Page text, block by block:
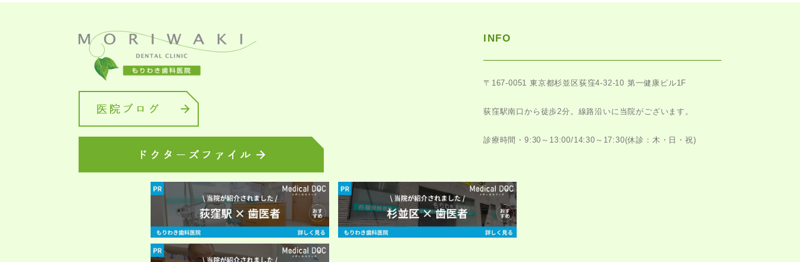
INFO
〒167-0051 東京都杉並区荻窪4-32-10 第一健康ビル1F
荻窪駅南口から徒歩2分。 線路沿いに当院がございます。
診療時間・9:30～13:00/14:30～17:30(休診：木・日・祝)